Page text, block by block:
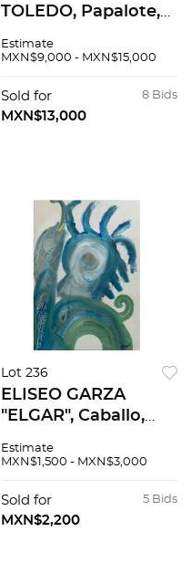
TOLEDO, Papalote,
Serigrafía sobre
Estimate
MXN$9,000 - MXN$15,000
8 Bids
Sold for
MXN$13,000
Lot 236
ELISEO GARZA
"ELGAR", Caballo,
tela, 83 x 78 cm
Estimate
MXN$1,500 - MXN$3,000
5 Bids
Sold for
MXN$2,200